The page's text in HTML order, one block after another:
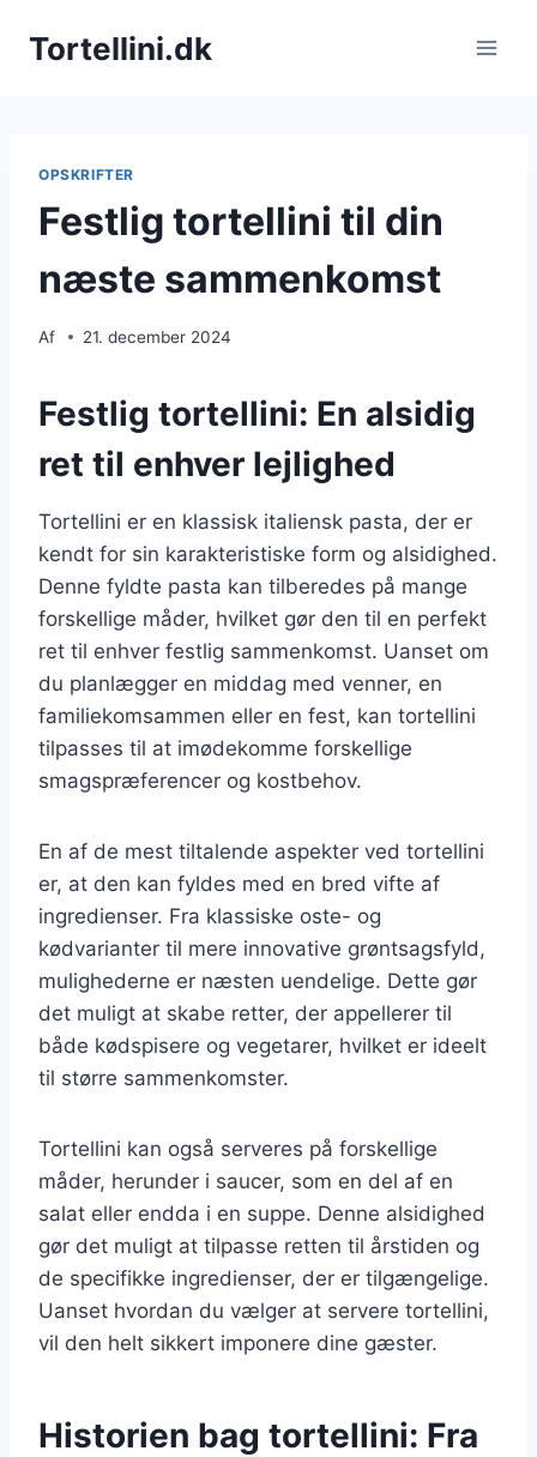
Tortellini.dk
OPSKRIFTER
Festlig tortellini til din
næste sammenkomst
Af 21. december 2024
Festlig tortellini: En alsidig
ret til enhver lejlighed
Tortellini er en klassisk italiensk pasta, der er
kendt for sin karakteristiske form og alsidighed.
Denne fyldte pasta kan tilberedes på mange
forskellige måder, hvilket gør den til en perfekt
ret til enhver festlig sammenkomst. Uanset om
du planlægger en middag med venner, en
familiekomsammen eller en fest, kan tortellini
tilpasses til at imødekomme forskellige
smagspræferencer og kostbehov.
En af de mest tiltalende aspekter ved tortellini
er, at den kan fyldes med en bred vifte af
ingredienser. Fra klassiske oste- og
kødvarianter til mere innovative grøntsagsfyld,
mulighederne er næsten uendelige. Dette gør
det muligt at skabe retter, der appellerer til
både kødspisere og vegetarer, hvilket er ideelt
til større sammenkomster.
Tortellini kan også serveres på forskellige
måder, herunder i saucer, som en del af en
salat eller endda i en suppe. Denne alsidighed
gør det muligt at tilpasse retten til årstiden og
de specifikke ingredienser, der er tilgængelige.
Uanset hvordan du vælger at servere tortellini,
vil den helt sikkert imponere dine gæster.
Historien bag tortellini: Fra